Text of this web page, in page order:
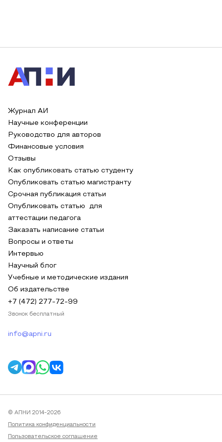
Журнал АИ
Научные конференции
Руководство для авторов
Финансовые условия
Отзывы
Как опубликовать статью студенту
Опубликовать статью магистранту
Срочная публикация статьи
Опубликовать статью для
аттестации педагога
Заказать написание статьи
Вопросы и ответы
Интервью
Научный блог
Учебные и методические издания
Об издательстве
+7 (472) 277-72-99
Звонок бесплатный
info@apni.ru
© АПНИ 2014-2026
Политика конфиденциальности
Пользовательское соглашение